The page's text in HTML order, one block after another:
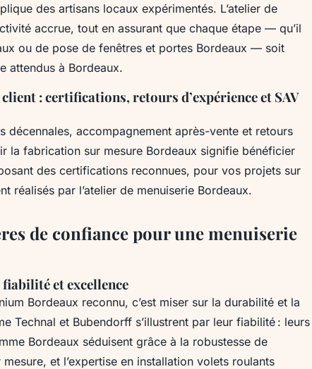
des artisans locaux expérimentés. L’atelier de
accrue, tout en assurant que chaque étape — qu’il
ou de pose de fenêtres et portes Bordeaux — soit
attendus à Bordeaux.
: certifications, retours d’expérience et SAV
décennales, accompagnement après-vente et retours
la fabrication sur mesure Bordeaux signifie bénéficier
des certifications reconnues, pour vos projets sur
réalisés par l’atelier de menuiserie Bordeaux.
de confiance pour une menuiserie
et excellence
Bordeaux reconnu, c’est miser sur la durabilité et la
Technal et Bubendorff s’illustrent par leur fiabilité : leurs
Bordeaux séduisent grâce à la robustesse de
et l’expertise en installation volets roulants